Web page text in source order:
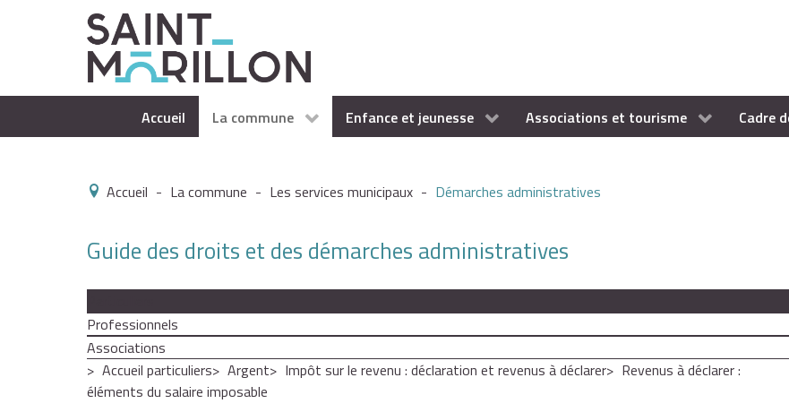
Accueil La commune Enfance et jeunesse Associations et tourisme Cadre
Accueil - La commune - Les services municipaux - Démarches administratives
Guide des droits et des démarches administratives
Professionnels
Associations
Accueil particuliers
Argent Impôt sur le revenu : déclaration et revenus à déclarer
Revenus à déclarer :
éléments du salaire imposable